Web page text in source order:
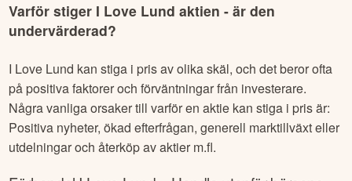
Varför stiger I Love Lund aktien - är den
undervärderad?
I Love Lund kan stiga i pris av olika skäl, och det beror ofta
på positiva faktorer och förväntningar från investerare.
Några vanliga orsaker till varför en aktie kan stiga i pris är:
Positiva nyheter, ökad efterfrågan, generell marktillväxt eller
utdelningar och återköp av aktier m.fl.